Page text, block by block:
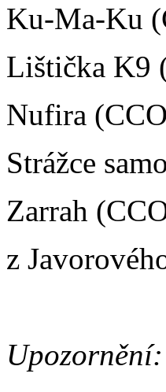
Ku-Ma-Ku
Lištička K9
Nufira
Strážce
Zarrah
z
Upozornění: